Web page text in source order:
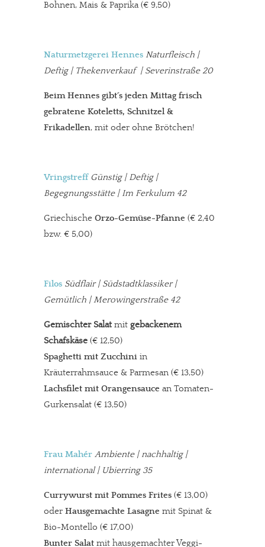
Bohnen, Mais & Paprika (€ 9,50)
Naturmetzgerei Hennes Naturfleisch |
Deftig | Thekenverkauf | Severinstraße 20
Beim Hennes gibt´s jeden Mittag frisch
gebratene Koteletts, Schnitzel &
Frikadellen, mit oder ohne Brötchen!
Vringstreff Günstig | Deftig |
Begegnungsstätte | Im Ferkulum 42
Griechische Orzo-Gemüse-Pfanne (€ 2,40
bzw. € 5,00)
Filos Südflair | Südstadtklassiker |
Gemütlich | Merowingerstraße 42
Gemischter Salat mit gebackenem
Schafskäse (€ 12,50)
Spaghetti mit Zucchini in
Kräuterrahmsauce & Parmesan (€ 13,50)
Lachsfilet mit Orangensauce an Tomaten-
Gurkensalat (€ 13,50)
Frau Mahér Ambiente | nachhaltig |
international | Ubierring 35
Currywurst mit Pommes Frites (€ 13,00)
oder Hausgemachte Lasagne mit Spinat &
Bio-Montello (€ 17,00)
Bunter Salat mit hausgemachter Veggi-